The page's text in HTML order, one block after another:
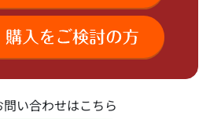
い合わせはこちら